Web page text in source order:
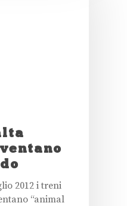
2012 i treni
“animal